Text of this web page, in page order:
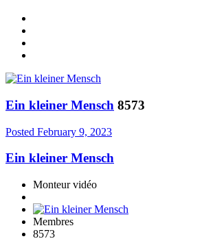
Ein kleiner Mensch 8573
Posted February 9, 2023
Ein kleiner Mensch
Monteur vidéo
Membres
8573